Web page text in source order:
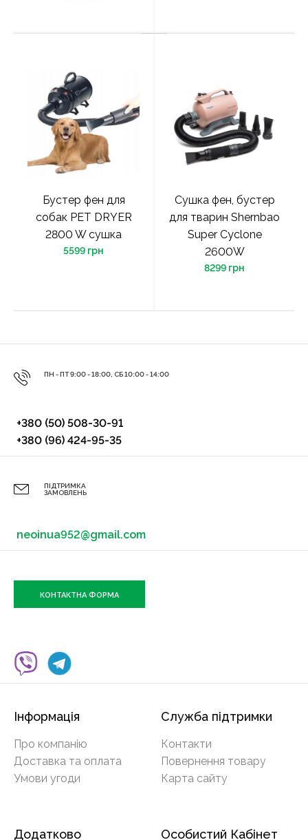
Бустер фен для
собак PET DRYER
2800 W сушка
5599 грн
Сушка фен, бустер
для тварин Shernbao
Super Cyclone
2600W
8299 грн
ПН - ПТ 9:00 - 18:00, СБ 10:00 - 14:00
+380 (50) 508-30-91
+380 (96) 424-95-35
ПІДТРИМКА
ЗАМОВЛЕНЬ
neoinua952@gmail.com
КОНТАКТНА ФОРМА
Інформація
Про компанію
Доставка та оплата
Умови угоди
Служба підтримки
Контакти
Повернення товару
Карта сайту
Додатково Особистий Кабінет